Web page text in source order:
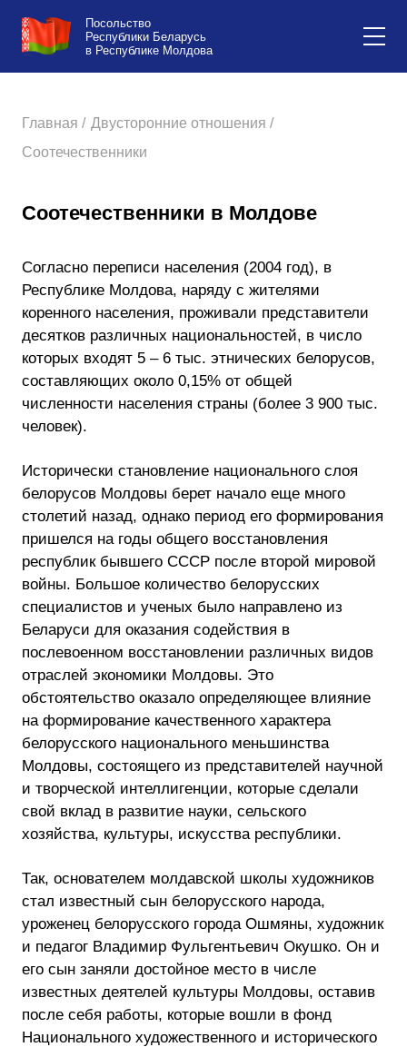
Посольство
Республики Беларусь
в Республике Молдова
Главная / Двусторонние отношения /
Соотечественники
Соотечественники в Молдове
Согласно переписи населения (2004 год), в
Республике Молдова, наряду с жителями
коренного населения, проживали представители
десятков различных национальностей, в число
которых входят 5 – 6 тыс. этнических белорусов,
составляющих около 0,15% от общей
численности населения страны (более 3 900 тыс.
человек).
Исторически становление национального слоя
белорусов Молдовы берет начало еще много
столетий назад, однако период его формирования
пришелся на годы общего восстановления
республик бывшего СССР после второй мировой
войны. Большое количество белорусских
специалистов и ученых было направлено из
Беларуси для оказания содействия в
послевоенном восстановлении различных видов
отраслей экономики Молдовы. Это
обстоятельство оказало определяющее влияние
на формирование качественного характера
белорусского национального меньшинства
Молдовы, состоящего из представителей научной
и творческой интеллигенции, которые сделали
свой вклад в развитие науки, сельского
хозяйства, культуры, искусства республики.
Так, основателем молдавской школы художников
стал известный сын белорусского народа,
уроженец белорусского города Ошмяны, художник
и педагог Владимир Фульгентьевич Окушко. Он и
его сын заняли достойное место в числе
известных деятелей культуры Молдовы, оставив
после себя работы, которые вошли в фонд
Национального художественного и исторического